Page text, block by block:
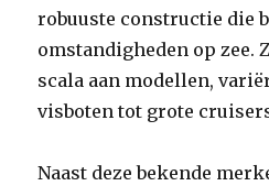
robuuste constructie die
omstandigheden op zee.
scala aan modellen,
visboten tot grote
Naast deze bekende